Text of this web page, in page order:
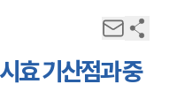
효 기산점과 중